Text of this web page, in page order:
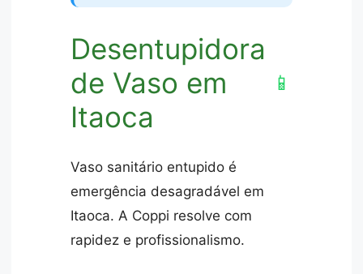
Desentupidora
de Vaso em
Itaoca
📱
Vaso sanitário entupido é
emergência desagradável em
Itaoca. A Coppi resolve com
rapidez e profissionalismo.